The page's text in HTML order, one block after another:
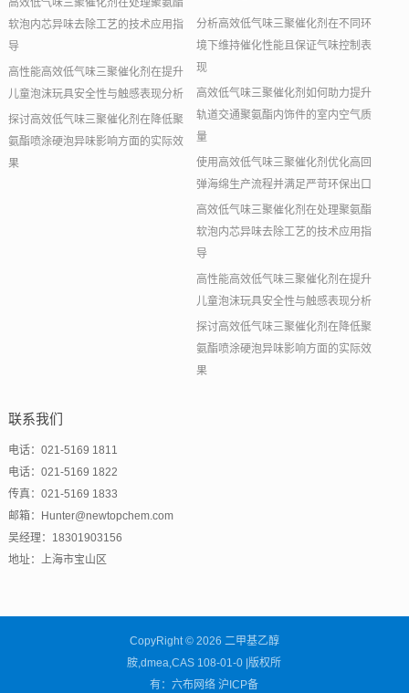
高效低气味三聚催化剂在处理聚氨酯
软泡内芯异味去除工艺的技术应用指
导
高性能高效低气味三聚催化剂在提升
儿童泡沫玩具安全性与触感表现分析
探讨高效低气味三聚催化剂在降低聚
氨酯喷涂硬泡异味影响方面的实际效
果
分析高效低气味三聚催化剂在不同环
境下维持催化性能且保证气味控制表
现
高效低气味三聚催化剂如何助力提升
轨道交通聚氨酯内饰件的室内空气质
量
使用高效低气味三聚催化剂优化高回
弹海绵生产流程并满足严苛环保出口
高效低气味三聚催化剂在处理聚氨酯
软泡内芯异味去除工艺的技术应用指
导
高性能高效低气味三聚催化剂在提升
儿童泡沫玩具安全性与触感表现分析
探讨高效低气味三聚催化剂在降低聚
氨酯喷涂硬泡异味影响方面的实际效
果
联系我们
电话：021-5169 1811
电话：021-5169 1822
传真：021-5169 1833
邮箱：Hunter@newtopchem.com
吴经理：18301903156
地址：上海市宝山区
CopyRight © 2026 二甲基乙醇
胺,dmea,CAS 108-01-0 |版权所
有：六布网络沪ICP备